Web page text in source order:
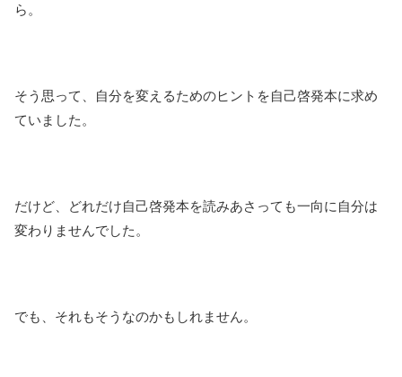
ら。
そう思って、自分を変えるためのヒントを自己啓発本に求め
ていました。
だけど、どれだけ自己啓発本を読みあさっても一向に自分は
変わりませんでした。
でも、それもそうなのかもしれません。